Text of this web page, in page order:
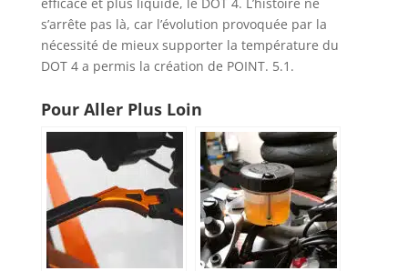
s’arrête pas là, car l’évolution provoquée par la
nécessité de mieux supporter la température du
DOT 4 a permis la création de POINT. 5.1.
Pour Aller Plus Loin